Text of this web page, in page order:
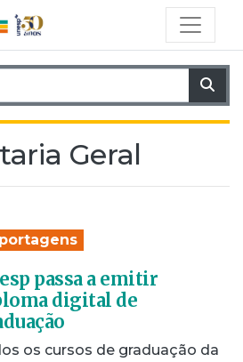
Geral
passa a emitir
digital de
os cursos de graduação da